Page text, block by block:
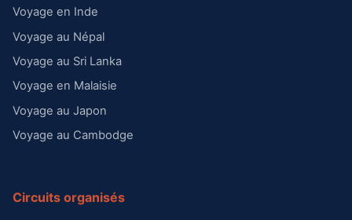
Voyage en Inde
Voyage au Népal
Voyage au Sri Lanka
Voyage en Malaisie
Voyage au Japon
Voyage au Cambodge
Circuits organisés